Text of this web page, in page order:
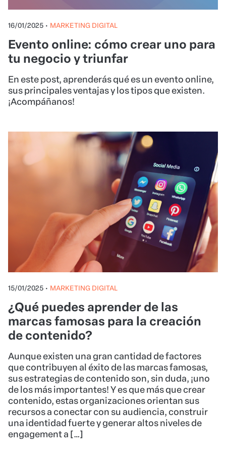
16/01/2025 • MARKETING DIGITAL
Evento online: cómo crear uno para
tu negocio y triunfar
En este post, aprenderás qué es un evento online,
sus principales ventajas y los tipos que existen.
¡Acompáñanos!
15/01/2025 • MARKETING DIGITAL
¿Qué puedes aprender de las
marcas famosas para la creación
de contenido?
Aunque existen una gran cantidad de factores
que contribuyen al éxito de las marcas famosas,
sus estrategias de contenido son, sin duda, ¡uno
de los más importantes! Y es que más que crear
contenido, estas organizaciones orientan sus
recursos a conectar con su audiencia, construir
una identidad fuerte y generar altos niveles de
engagement a […]